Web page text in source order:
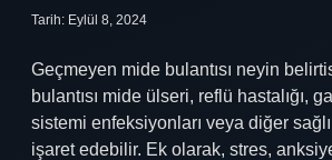
Tarih: Eylül 8, 2024
Geçmeyen mide bulantısı neyin
bulantısı mide ülseri, reflü hastalığı,
sistemi enfeksiyonları veya diğer
işaret edebilir. Ek olarak, stres,